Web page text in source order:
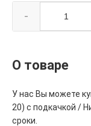
-
О товаре
У нас Вы можете
20) с подкачкой /
сроки.